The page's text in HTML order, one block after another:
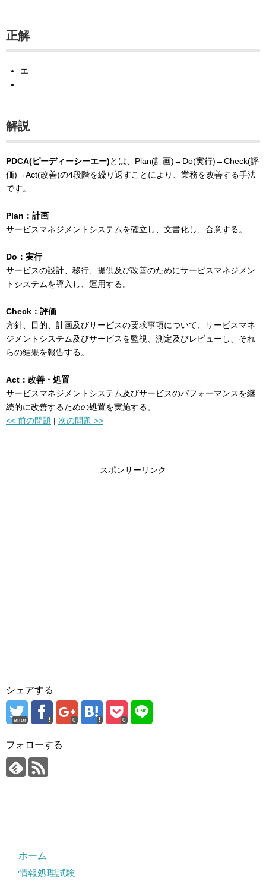
正解
エ
解説
PDCA(ピーディーシーエー)とは、Plan(計画)→Do(実行)→Check(評
価)→Act(改善)の4段階を繰り返すことにより、業務を改善する手法
です。
Plan：計画
サービスマネジメントシステムを確立し、文書化し、合意する。
Do：実行
サービスの設計、移行、提供及び改善のためにサービスマネジメン
トシステムを導入し、運用する。
Check：評価
方針、目的、計画及びサービスの要求事項について、サービスマネ
ジメントシステム及びサービスを監視、測定及びレビューし、それ
らの結果を報告する。
Act：改善・処置
サービスマネジメントシステム及びサービスのパフォーマンスを継
続的に改善するための処置を実施する。
<< 前の問題 | 次の問題 >>
スポンサーリンク
シェアする
error 0 0
フォローする
ホーム
情報処理試験